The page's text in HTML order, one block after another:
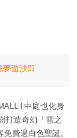
遊沙田
I 中庭也化身
打造奇幻「雪之
費過白色聖誕。